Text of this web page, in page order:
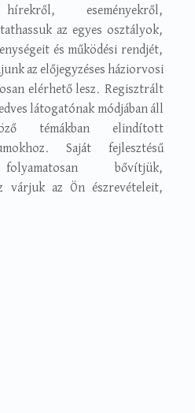
eseményekről,
az egyes osztályok,
és működési rendjét,
az előjegyzéses háziorvosi
elérhető lesz. Regisztrált
látogatónak módjában áll
témákban elindított
Saját fejlesztésű
bővítjük,
várjuk az Ön észrevételeit,